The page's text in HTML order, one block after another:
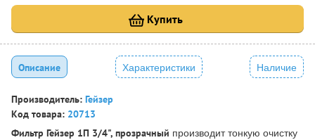
Купить
Описание Характеристики Наличие
Производитель: Гейзер
Код товара: 20713
Фильтр Гейзер 1П 3/4", прозрачный производит тонкую очистку